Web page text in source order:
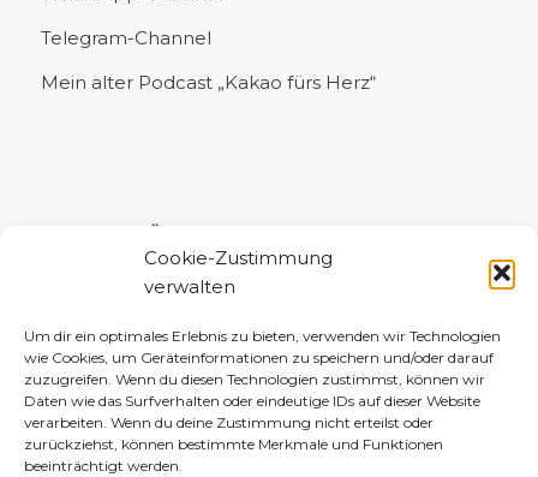
Cookie-Zustimmung
verwalten
Um dir ein optimales Erlebnis zu bieten, verwenden wir Technologien
wie Cookies, um Geräteinformationen zu speichern und/oder darauf
zuzugreifen. Wenn du diesen Technologien zustimmst, können wir
Daten wie das Surfverhalten oder eindeutige IDs auf dieser Website
verarbeiten. Wenn du deine Zustimmung nicht erteilst oder
zurückziehst, können bestimmte Merkmale und Funktionen
beeinträchtigt werden.
Telegram-Channel
Mein alter Podcast „Kakao fürs Herz“